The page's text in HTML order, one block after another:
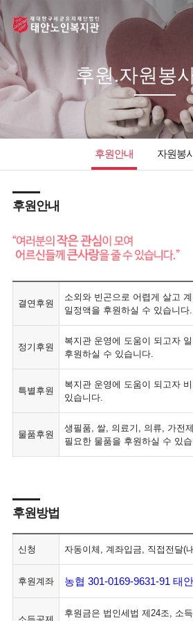
후원.자원봉
후원안내 자원봉
후원안내
결연후원
소외와 빈곤으로 어렵게 살고
일정액을 후원하실 수 있습니다.
정기후원
복지관 운영에 도움이 되고자
후원하실 수 있습니다.
특별후원
복지관 운영에 도움이 되고자
있습니다.
물품후원
생필품, 쌀, 의료기, 의류, 가전
필요한 물품을 후원하실 수 있
후원방법
신청 자동이체, 계좌입금, 직접전달(
후원계좌 농협 301-0169-9631-91 태
후원금은 법인세법 제24조, 소